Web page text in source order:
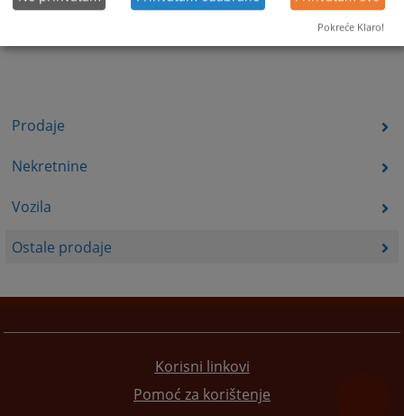
Prodaje
Nekretnine
Vozila
Ostale prodaje
Korisni linkovi
Pomoć za korištenje
Pokreće Klaro!